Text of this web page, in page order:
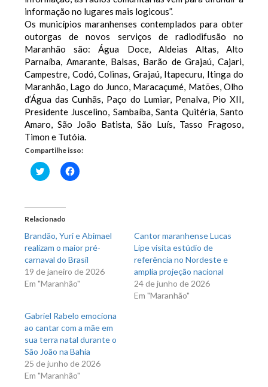
informação no lugares mais logicous”.
Os municípios maranhenses contemplados para obter
outorgas de novos serviços de radiodifusão no
Maranhão são: Água Doce, Aldeias Altas, Alto
Parnaíba, Amarante, Balsas, Barão de Grajaú, Cajari,
Campestre, Codó, Colinas, Grajaú, Itapecuru, Itinga do
Maranhão, Lago do Junco, Maracaçumé, Matões, Olho
d’Água das Cunhãs, Paço do Lumiar, Penalva, Pio XII,
Presidente Juscelino, Sambaíba, Santa Quitéria, Santo
Amaro, São João Batista, São Luís, Tasso Fragoso,
Timon e Tutóia.
Compartilhe isso:
Clique
para
em
nova
janela)
Clique
para
Relacionado
Brandão, Yuri e Abimael
realizam o maior pré-
carnaval do Brasil
19 de janeiro de 2026
Em "Maranhão"
Cantor maranhense Lucas
Lipe visita estúdio de
referência no Nordeste e
amplia projeção nacional
24 de junho de 2026
Em "Maranhão"
Gabriel Rabelo emociona
ao cantar com a mãe em
sua terra natal durante o
São João na Bahia
25 de junho de 2026
Em "Maranhão"